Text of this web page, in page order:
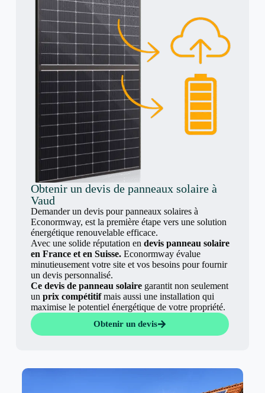
Obtenir un devis de panneaux solaire à
Vaud
Demander un devis pour panneaux solaires à
Econormway, est la première étape vers une solution
énergétique renouvelable efficace.
Avec une solide réputation en devis panneau solaire
en France et en Suisse.Econormway évalue
minutieusement votre site et vos besoins pour fournir
un devis personnalisé.
Ce devis de panneau solairegarantit non seulement
un prix compétitifmais aussi une installation qui
maximise le potentiel énergétique de votre propriété.
Obtenir un devis